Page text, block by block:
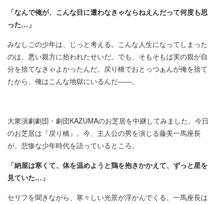
「なんで俺が、こんな目に遭わなきゃならねえんだって何度も思
った…」
みなしごの少年は、じっと考える。こんな人生になってしまった
のは、悪い親方に拾われたせいだ。でも、そもそもは実の親が自
分を捨てなきゃよかったんだ。戻り橋でおとっつぁんが俺を捨て
たから、俺はこんな地獄にいるんだ――。
大衆演劇劇団・劇団KAZUMAのお芝居を中継してみました。今日
のお芝居は『戻り橋』。今、主人公の男を演じる藤美一馬座長
が、悲惨な少年時代を語っているところ。
「納屋は寒くて、体を温めようと鶏を抱きかかえて、ずっと星を
見ていた…」
セリフを聞きながら、寒々しい光景が浮かんでくる。一馬座長は